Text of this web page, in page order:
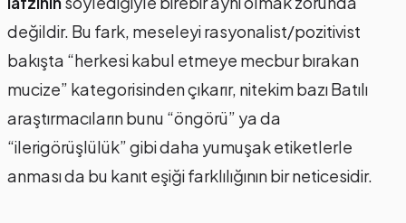
değildir. Bu fark, meseleyi rasyonalist/pozitivist
bakışta “herkesi kabul etmeye mecbur bırakan
mucize” kategorisinden çıkarır, nitekim bazı Batılı
araştırmacıların bunu “öngörü” ya da
“ilerigörüşlülük” gibi daha yumuşak etiketlerle
anması da bu kanıt eşiği farklılığının bir neticesidir.